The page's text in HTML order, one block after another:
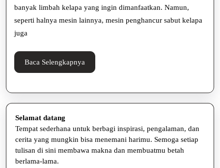
Kelapa
Supaya
banyak limbah kelapa yang ingin dimanfaatkan. Namun,
seperti halnya mesin lainnya, mesin penghancur sabut kelapa
juga
Baca Selengkapnya
Selengkapnya
Selamat datang
Tempat sederhana untuk berbagi inspirasi, pengalaman, dan
cerita yang mungkin bisa menemani harimu. Semoga setiap
tulisan di sini membawa makna dan membuatmu betah
berlama-lama.